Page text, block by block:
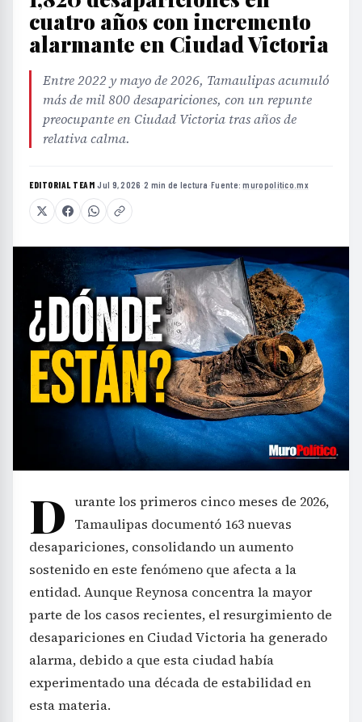
cuatro años con incremento
alarmante en Ciudad Victoria
Entre 2022 y mayo de 2026, Tamaulipas acumuló
más de mil 800 desapariciones, con un repunte
preocupante en Ciudad Victoria tras años de
relativa calma.
EDITORIAL TEAM·Jul 9, 2026 ·2 min de lectura ·Fuente:muropolitico.mx
D urante los primeros cinco meses de 2026,
Tamaulipas documentó 163 nuevas
desapariciones, consolidando un aumento
sostenido en este fenómeno que afecta a la
entidad. Aunque Reynosa concentra la mayor
parte de los casos recientes, el resurgimiento de
desapariciones en Ciudad Victoria ha generado
alarma, debido a que esta ciudad había
experimentado una década de estabilidad en
esta materia.